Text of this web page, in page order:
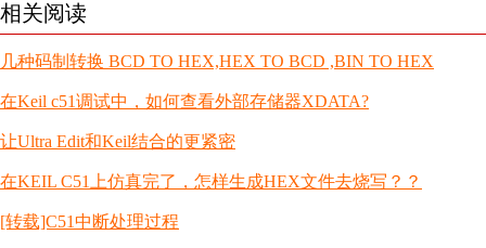
相关阅读
几种码制转换 BCD TO HEX,HEX TO BCD ,BIN TO HEX
在Keil c51调试中，如何查看外部存储器XDATA?
让Ultra Edit和Keil结合的更紧密
在KEIL C51上仿真完了，怎样生成HEX文件去烧写？？
[转载]C51中断处理过程